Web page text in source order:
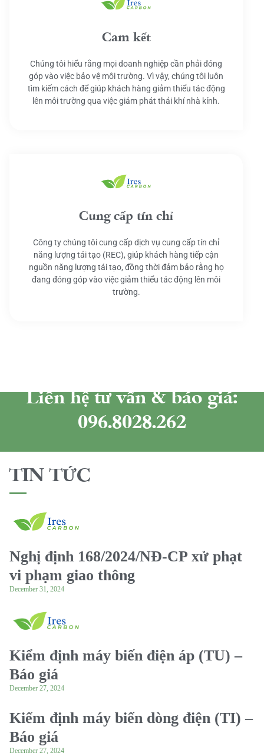
Cam kết
Chúng tôi hiểu rằng mọi doanh nghiệp cần phải đóng
góp vào việc bảo vệ môi trường. Vì vậy, chúng tôi luôn
tìm kiếm cách để giúp khách hàng giảm thiểu tác động
lên môi trường qua việc giảm phát thải khí nhà kính.
Cung cấp tín chỉ
Công ty chúng tôi cung cấp dịch vụ cung cấp tín chỉ
năng lượng tái tạo (REC), giúp khách hàng tiếp cận
nguồn năng lượng tái tạo, đồng thời đảm bảo rằng họ
đang đóng góp vào việc giảm thiểu tác động lên môi
trường.
Liên hệ tư vấn & báo giá:
096.8028.262
TIN TỨC
Nghị định 168/2024/NĐ-CP xử phạt
vi phạm giao thông
December 31, 2024
Kiểm định máy biến điện áp (TU) –
Báo giá
December 27, 2024
Kiểm định máy biến dòng điện (TI) –
Báo giá
December 27, 2024